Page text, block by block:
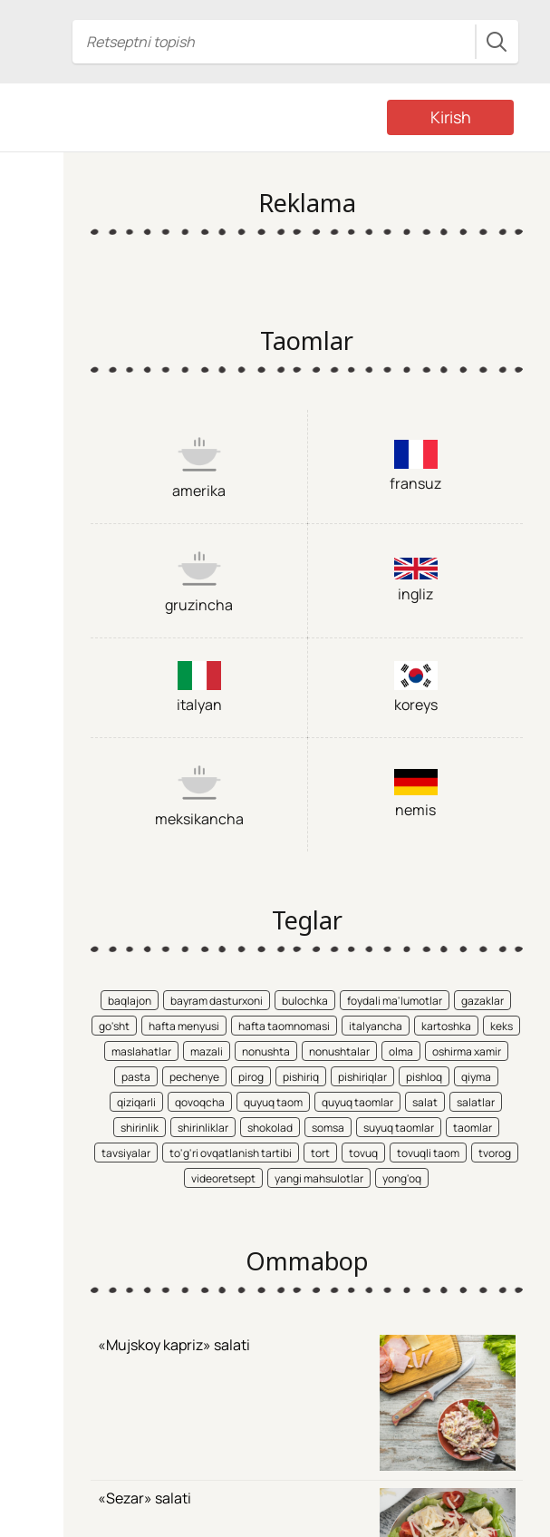
Kirish
Reklama
Taomlar
amerika fransuz
gruzincha
ingliz
italyan koreys
meksikancha nemis
Teglar
baqlajon bayram dasturxoni bulochka foydali ma'lumotlar
gazaklar
go'sht
hafta menyusi hafta taomnomasi italyancha kartoshka
keks
maslahatlar
mazali nonushta nonushtalar olma
oshirma xamir
pasta
pechenye pirog pishiriq pishiriqlar pishloq
qiyma
qiziqarli
qovoqcha quyuq taom quyuq taomlar salat
salatlar
shirinlik
shirinliklar shokolad somsa suyuq taomlar
taomlar
tavsiyalar
to'g'ri ovqatlanish tartibi tort tovuq tovuqli taom
tvorog
videoretsept
yangi mahsulotlar yong'oq
Ommabop
«Mujskoy kapriz» salati
«Sezar» salati